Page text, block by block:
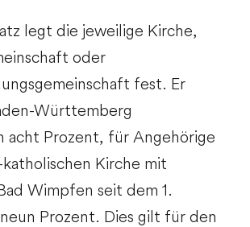
legt die jeweilige Kirche,
oder
fest. Er
Württemberg
acht Prozent, für Angehörige
Kirche mit
Wimpfen seit dem 1.
Prozent. Dies gilt für den